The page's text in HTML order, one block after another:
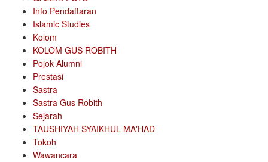
Info Pendaftaran
Islamic Studies
Kolom
KOLOM GUS ROBITH
Pojok Alumni
Prestasi
Sastra
Sastra Gus Robith
Sejarah
TAUSHIYAH SYAIKHUL MA'HAD
Tokoh
Wawancara